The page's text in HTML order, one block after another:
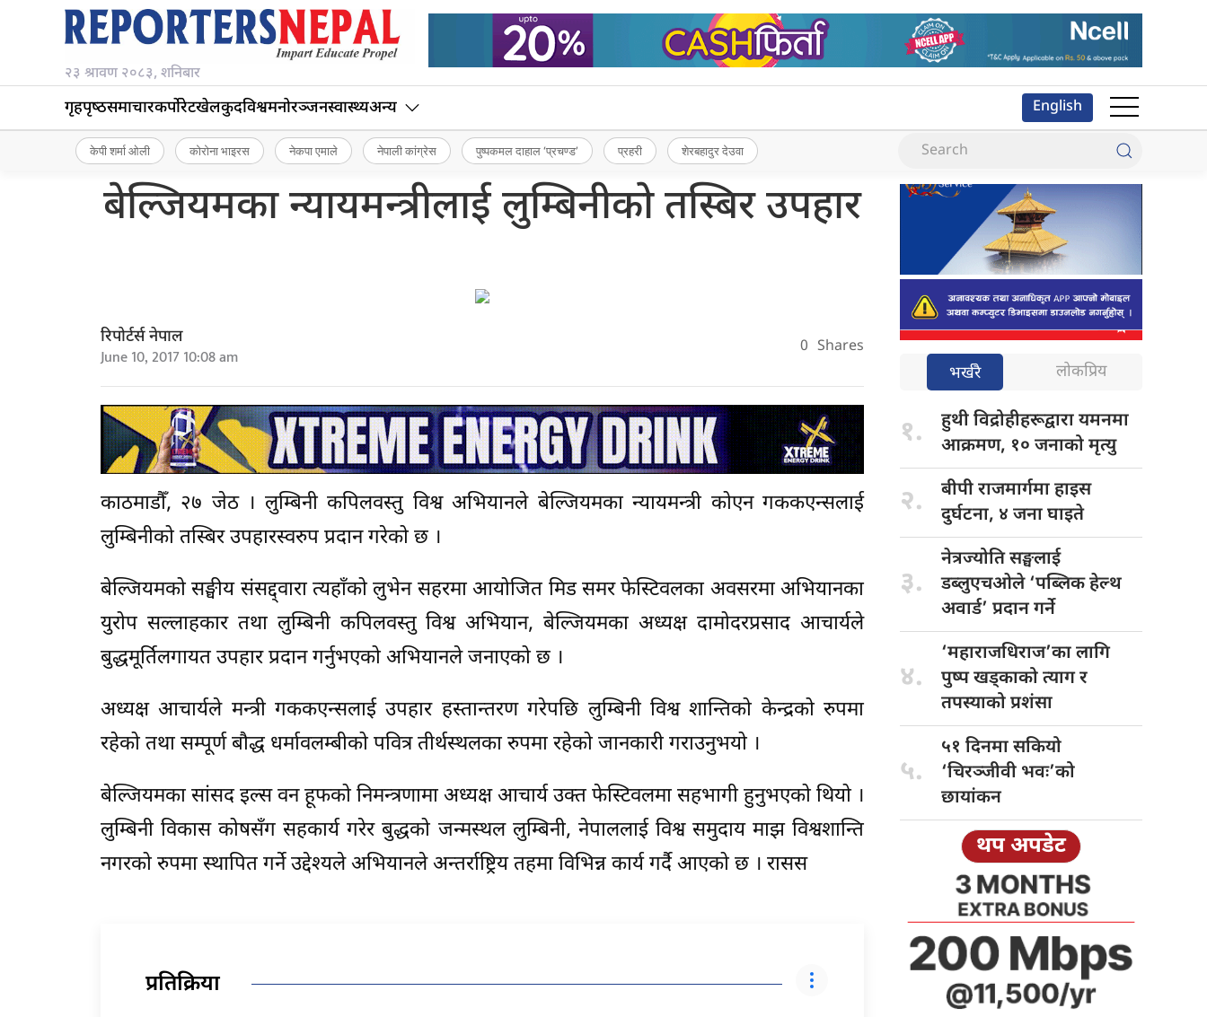
२३ श्रावण २०८३, शनिबार
गृहपृष्‍ठसमाचारकर्पोरेटखेलकुदविश्वमनोरञ्जनस्वास्थ्यअन्य English
केपी शर्मा ओली कोरोना भाइरस नेकपा एमाले नेपाली कांग्रेस पुष्पकमल दाहाल ‘प्रचण्ड’ प्रहरी शेरबहादुर देउवा
बेल्जियमका न्यायमन्त्रीलाई लुम्बिनीको तस्बिर उपहार
रिपोर्टर्स नेपाल
June 10, 2017 10:08 am 0 Shares
काठमाडौँ, २७ जेठ । लुम्बिनी कपिलवस्तु विश्व अभियानले बेल्जियमका न्यायमन्त्री कोएन गककएन्सलाई
लुम्बिनीको तस्बिर उपहारस्वरुप प्रदान गरेको छ ।
बेल्जियमको सङ्घीय संसद्द्वारा त्यहाँको लुभेन सहरमा आयोजित मिड समर फेस्टिवलका अवसरमा अभियानका
युरोप सल्लाहकार तथा लुम्बिनी कपिलवस्तु विश्व अभियान, बेल्जियमका अध्यक्ष दामोदरप्रसाद आचार्यले
बुद्धमूर्तिलगायत उपहार प्रदान गर्नुभएको अभियानले जनाएको छ ।
अध्यक्ष आचार्यले मन्त्री गककएन्सलाई उपहार हस्तान्तरण गरेपछि लुम्बिनी विश्व शान्तिको केन्द्रको रुपमा
रहेको तथा सम्पूर्ण बौद्ध धर्मावलम्बीको पवित्र तीर्थस्थलका रुपमा रहेको जानकारी गराउनुभयो ।
बेल्जियमका सांसद इल्स वन हूफको निमन्त्रणामा अध्यक्ष आचार्य उक्त फेस्टिवलमा सहभागी हुनुभएको थियो ।
लुम्बिनी विकास कोषसँग सहकार्य गरेर बुद्धको जन्मस्थल लुम्बिनी, नेपाललाई विश्व समुदाय माझ विश्वशान्ति
नगरको रुपमा स्थापित गर्ने उद्देश्यले अभियानले अन्तर्राष्ट्रिय तहमा विभिन्न कार्य गर्दै आएको छ । रासस
प्रतिक्रिया
भर्खरै लोकप्रिय
१. हुथी विद्रोहीहरूद्वारायमनमा
आक्रमण, १० जनाको मृत्यु
२. बीपी राजमार्गमाहाइस
दुर्घटना, ४ जना घाइते
३.
नेत्रज्योति सङ्घलाई
डब्लुएचओले ‘पब्लिक हेल्थ
अवार्ड’ प्रदान गर्ने
४.
‘महाराजधिराज’का लागि
पुष्प खड्काको त्याग र
तपस्याको प्रशंसा
५.
५१ दिनमा सकियो
‘चिरञ्जीवी भवः’को
छायांकन
थप अपडेट